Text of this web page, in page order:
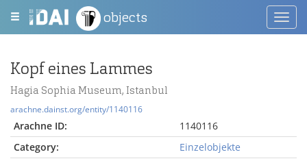
objects
Kopf eines Lammes
Hagia Sophia Museum, Istanbul
arachne.dainst.org/entity/1140116
Arachne ID:
1140116
Category:
Einzelobjekte